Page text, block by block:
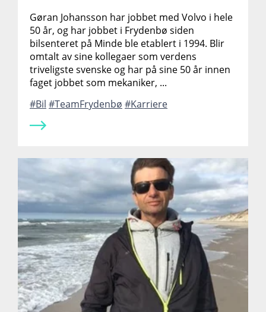
Gøran Johansson har jobbet med Volvo i hele
50 år, og har jobbet i Frydenbø siden
bilsenteret på Minde ble etablert i 1994. Blir
omtalt av sine kollegaer som verdens
triveligste svenske og har på sine 50 år innen
faget jobbet som mekaniker, ...
Bil
TeamFrydenbø Karriere